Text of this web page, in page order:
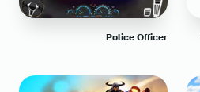
Police Officer